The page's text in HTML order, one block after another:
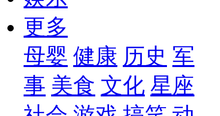
更多
母婴 健康 历史 军
事 美食 文化 星座